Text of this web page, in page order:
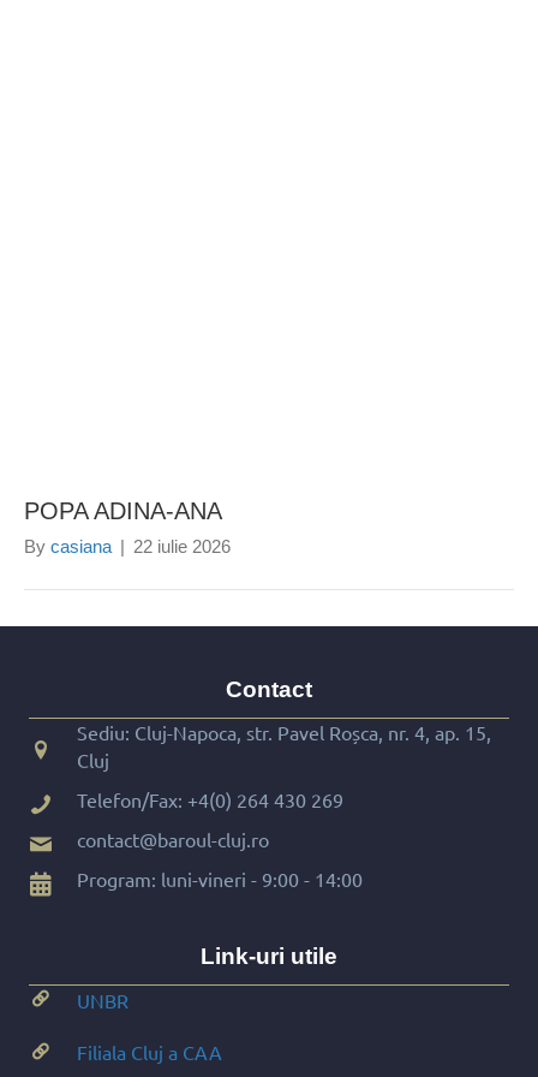
POPA ADINA-ANA
By casiana | 22 iulie 2026
Contact
Sediu: Cluj-Napoca, str. Pavel Roșca, nr. 4, ap. 15,
Cluj
Telefon/Fax: +4(0) 264 430 269
contact@baroul-cluj.ro
Program: luni-vineri - 9:00 - 14:00
Link-uri utile
UNBR
Filiala Cluj a CAA